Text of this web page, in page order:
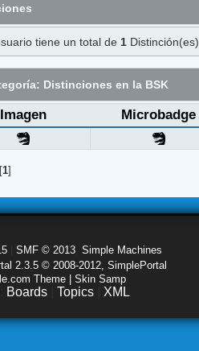
tiene un total de 1
Distinciones en la BSK
Imagen Microbadge
1]
|SMF © 2013 ,Simple Machines
2.3.5 © 2008-2012, SimplePortal
Theme | Skin Samp
Boards |Topics XML